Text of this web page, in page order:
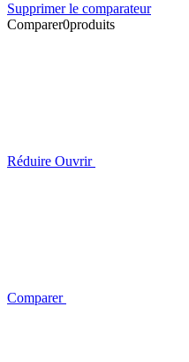
Supprimer le comparateur
Comparer0produits
Réduire Ouvrir
Comparer